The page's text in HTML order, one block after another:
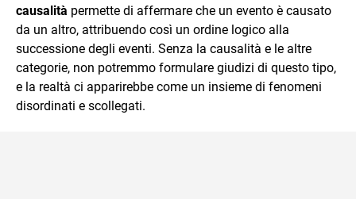
causalità permette di affermare che un evento è causato
da un altro, attribuendo così un ordine logico alla
successione degli eventi. Senza la causalità e le altre
categorie, non potremmo formulare giudizi di questo tipo,
e la realtà ci apparirebbe come un insieme di fenomeni
disordinati e scollegati.